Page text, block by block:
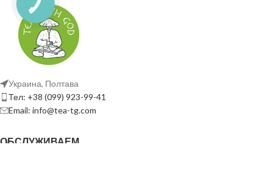
10 хв.
Заваривание проливом
Украина, Полтава
Тел: +38 (099) 923-99-41
Email: info@tea-tg.com
ОБСЛУЖИВАЕМ